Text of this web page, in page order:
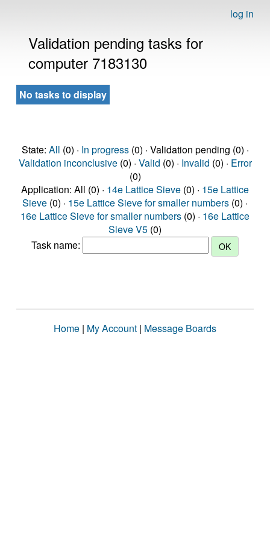
log in
Validation pending tasks for
computer 7183130
No tasks to display
State: All (0) · In progress(0) · Validation pending (0) ·
Validation inconclusive(0) · Valid (0) · Invalid (0) · Error
(0)
Application: All (0) · 14e Lattice Sieve (0) · 15e Lattice
Sieve (0) · 15e Lattice Sieve for smaller numbers (0) ·
16e Lattice Sieve for smaller numbers (0) · 16e Lattice
Sieve V5 (0)
Task name:
Home | My Account | Message Boards